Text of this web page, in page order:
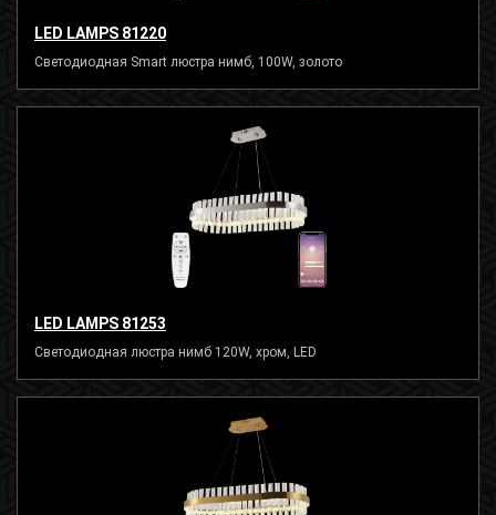
LED LAMPS 81220
Светодиодная Smart люстра нимб, 100W, золото
LED LAMPS 81253
Светодиодная люстра нимб 120W, хром, LED